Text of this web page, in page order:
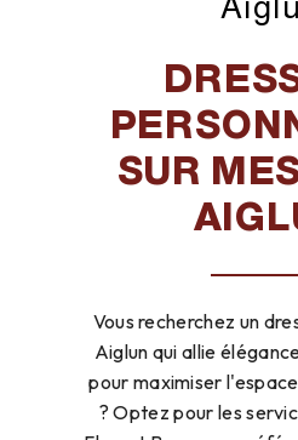
SUR
Vous recherchez un
Aiglun qui allie
pour maximiser
? Optez pour les